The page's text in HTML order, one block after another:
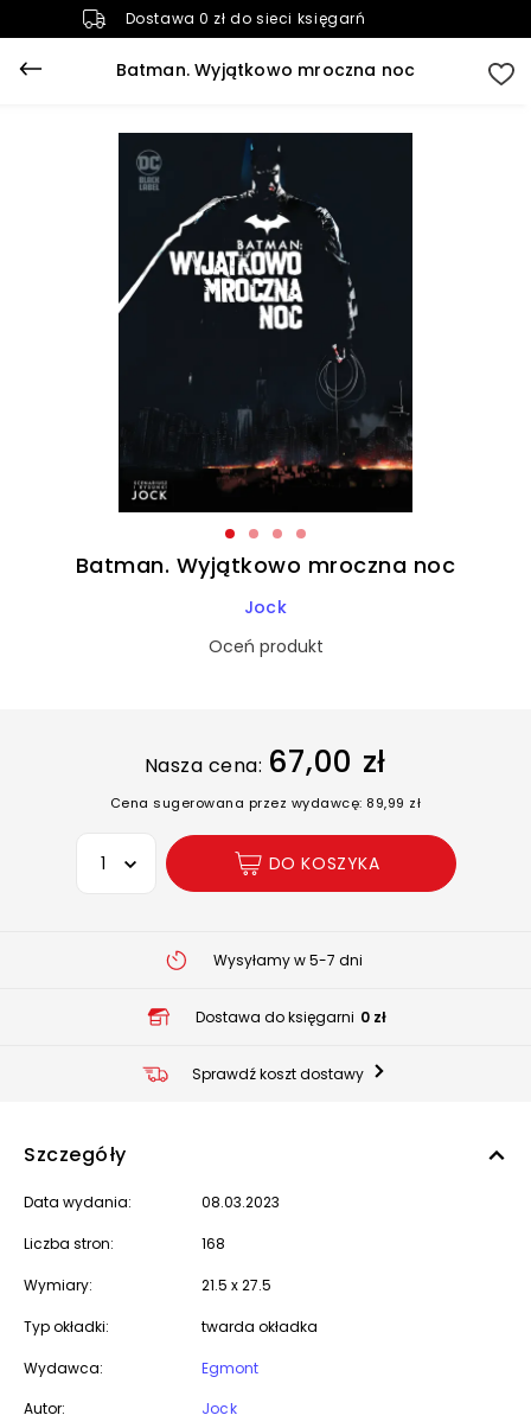
Dostawa 0 zł do sieci księgarń
Batman. Wyjątkowo mroczna noc
Batman. Wyjątkowo mroczna noc
Jock
Oceń produkt
Nasza cena: 67,00 zł
Cena sugerowana przez wydawcę: 89,99 zł
Wybierz opcję
DO KOSZYKA
Wysyłamy w 5-7 dni
Dostawa do księgarni 0 zł
Sprawdź koszt dostawy
Szczegóły
Data wydania: 08.03.2023
Liczba stron: 168
Wymiary: 21.5 x 27.5
Typ okładki: twarda okładka
Wydawca:
Egmont
Autor:
Jock